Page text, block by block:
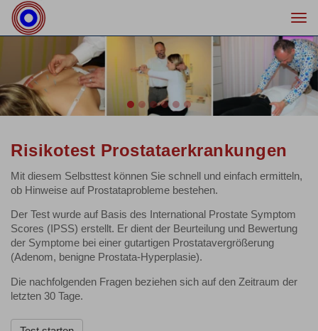
Previous
Risikotest Prostataerkrankungen
Mit diesem Selbsttest können Sie schnell und einfach ermitteln,
ob Hinweise auf Prostataprobleme bestehen.
Der Test wurde auf Basis des International Prostate Symptom
Scores (IPSS) erstellt. Er dient der Beurteilung und Bewertung
der Symptome bei einer gutartigen Prostatavergrößerung
(Adenom, benigne Prostata-Hyperplasie).
Die nachfolgenden Fragen beziehen sich auf den Zeitraum der
letzten 30 Tage.